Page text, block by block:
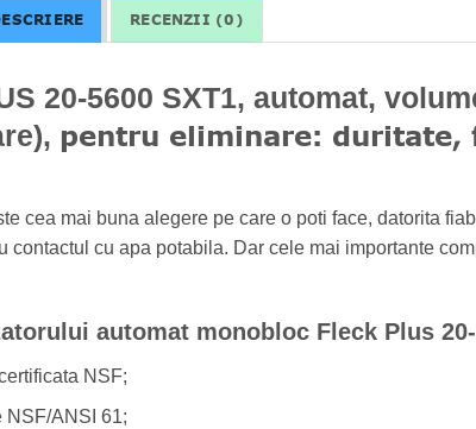
RECENZII (0)
20-5600 SXT1, automat,
pentru eliminare: duritate,
cea mai buna alegere pe care o poti face, datorita
cu apa potabila. Dar cele mai importante
automat monobloc Fleck Plus 20-
NSF;
NSF/ANSI 61;